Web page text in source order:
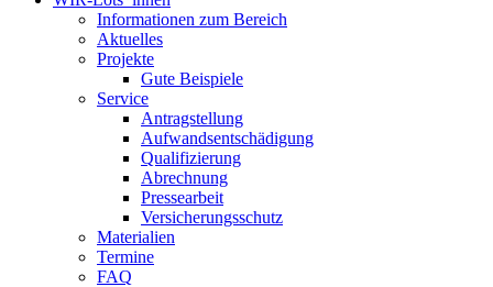
Informationen zum Bereich
Aktuelles
Projekte
Gute Beispiele
Service
Antragstellung
Aufwandsentschädigung
Qualifizierung
Abrechnung
Pressearbeit
Versicherungsschutz
Materialien
Termine
FAQ